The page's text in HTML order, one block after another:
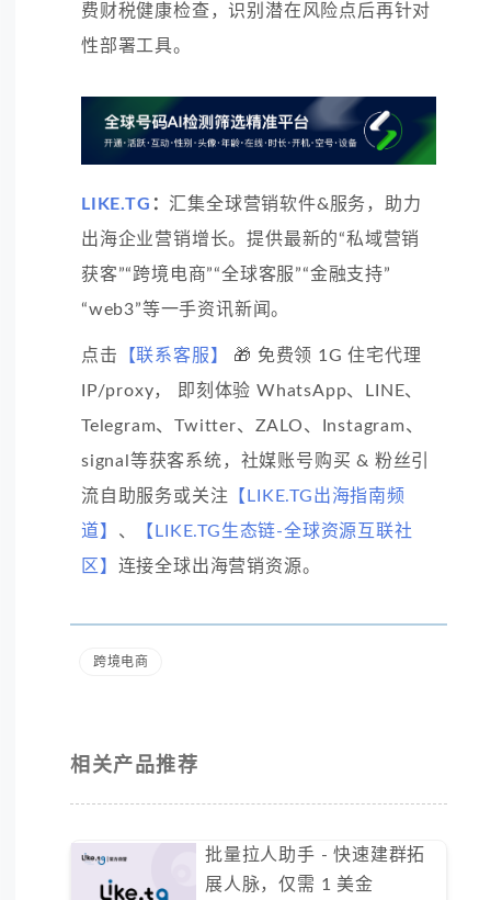
费财税健康检查，识别潜在风险点后再针对
性部署工具。
LIKE.TG ： 汇集全球营销软件&服务，助力
出海企业营销增长。提供最新的“私域营销
获客”“跨境电商”“全球客服”“金融支持”
“web3”等一手资讯新闻。
点击 【联系客服】
🎁 免费领 1G 住宅代理
IP/proxy， 即刻体验 WhatsApp、LINE、
Telegram、Twitter、ZALO、Instagram、
signal等获客系统，社媒账号购买 & 粉丝引
流自助服务或关注 【LIKE.TG出海指南频
道】 、
【LIKE.TG生态链-全球资源互联社
区】 连接全球出海营销资源。
跨境电商
相关产品推荐
批量拉人助手 - 快速建群拓
展人脉，仅需 1 美金